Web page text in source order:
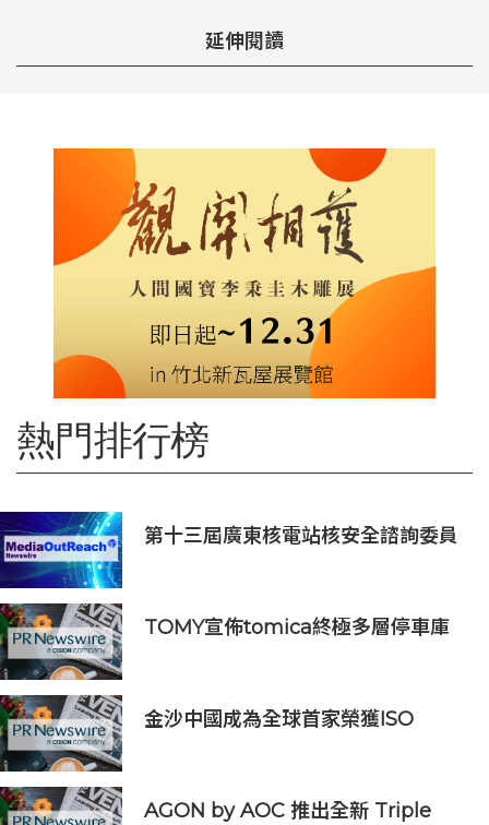
延伸閱讀
熱門排行榜
第十三屆廣東核電站核安全諮詢委員
TOMY宣佈tomica終極多層停車庫
金沙中國成為全球首家榮獲ISO
AGON by AOC 推出全新 Triple